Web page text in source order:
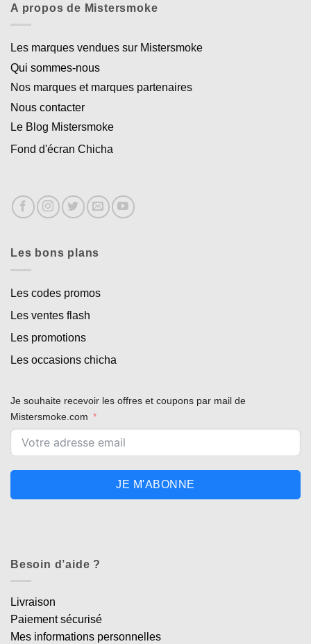
A propos de Mistersmoke
Les marques vendues sur Mistersmoke
Qui sommes-nous
Nos marques et marques partenaires
Nous contacter
Le Blog Mistersmoke
Fond d'écran Chicha
Les bons plans
Les codes promos
Les ventes flash
Les promotions
Les occasions chicha
Je souhaite recevoir les offres et coupons par mail de
Mistersmoke.com
JE M'ABONNE
Besoin d’aide ?
Livraison
Paiement sécurisé
Mes informations personnelles